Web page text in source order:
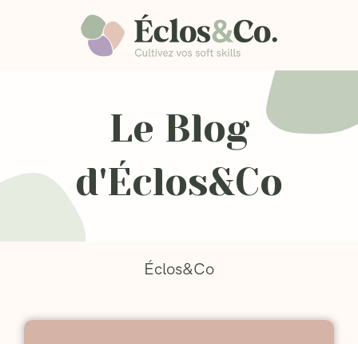
Le Blog
d'Éclos&Co
Éclos&Co